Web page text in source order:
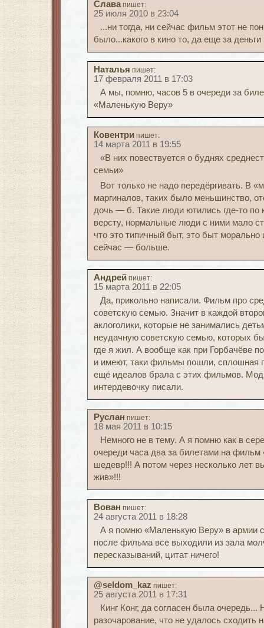
Слава пишет:
25 июля 2010 в 23:04
...ни тогда, ни сейчас фильм этот не
было...какого в кино то, да еще за
Наталья пишет:
17 февраля 2011 в 17:03
А мы, помню, часов 5 в очереди за
«Маленькую Веру»
Ковентри пишет:
14 марта 2011 в 19:55
«В них повествуется о буднях
семьи»
Вот только не надо передёргивать. В
маргиналов, таких было меньшинство,
дочь — б. Такие люди ютились где-то по
версту, нормальные люди с ними мало
что это типичный быт, это быт
сейчас — больше.
Андрей пишет:
15 марта 2011 в 22:05
Да, прикольно написали. Фильм про
советскую семью. Значит в каждой
аклоголики, которые не занимались
неудачную советскую семью, которых
где я жил. А вообще как при Горбачёве
и имеют, таки фильмы пошли, сплошная
ещё идеалов брала с этих фильмов.
интердевочку писали.
Руслан пишет:
18 мая 2011 в 10:15
Немного не в тему. А я помню как в
очереди часа два за билетами на фильм
шедевр!!! А потом через несколько лет
жив»!!!
Вован пишет:
24 августа 2011 в 18:28
А я помню «Маленькую Веру» в армии
после фильма все выходили из зала
пересказываний, цитат ничего!
@seldom_kaz пишет:
25 августа 2011 в 17:31
Кинг Конг, да согласен была
разочарование, что не удалось